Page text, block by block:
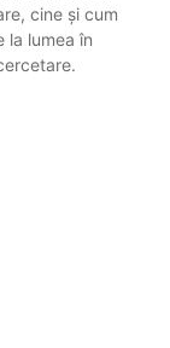
cine și cum
la lumea în